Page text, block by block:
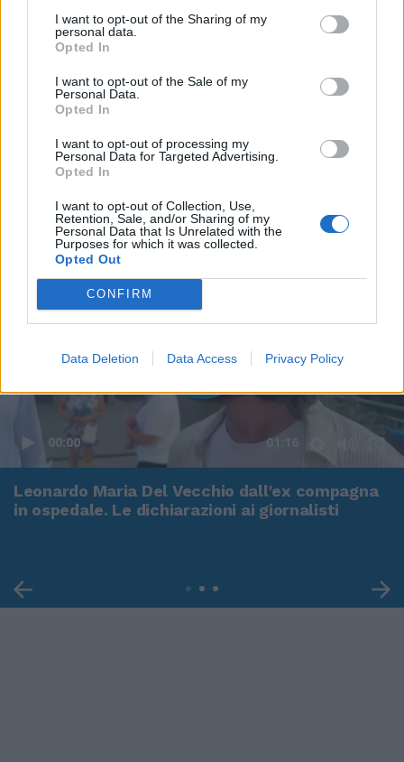
I want to opt-out of the Sharing of my
personal data.
Opted In
I want to opt-out of the Sale of my
Personal Data.
Opted In
I want to opt-out of processing my
Personal Data for Targeted Advertising.
Opted In
I want to opt-out of Collection, Use,
Retention, Sale, and/or Sharing of my
Personal Data that Is Unrelated with the
Purposes for which it was collected.
Opted Out
CONFIRM
Data Deletion Data Access Privacy Policy
00:00 01:16
Leonardo Maria Del Vecchio dall'ex compagna
in ospedale. Le dichiarazioni ai giornalisti